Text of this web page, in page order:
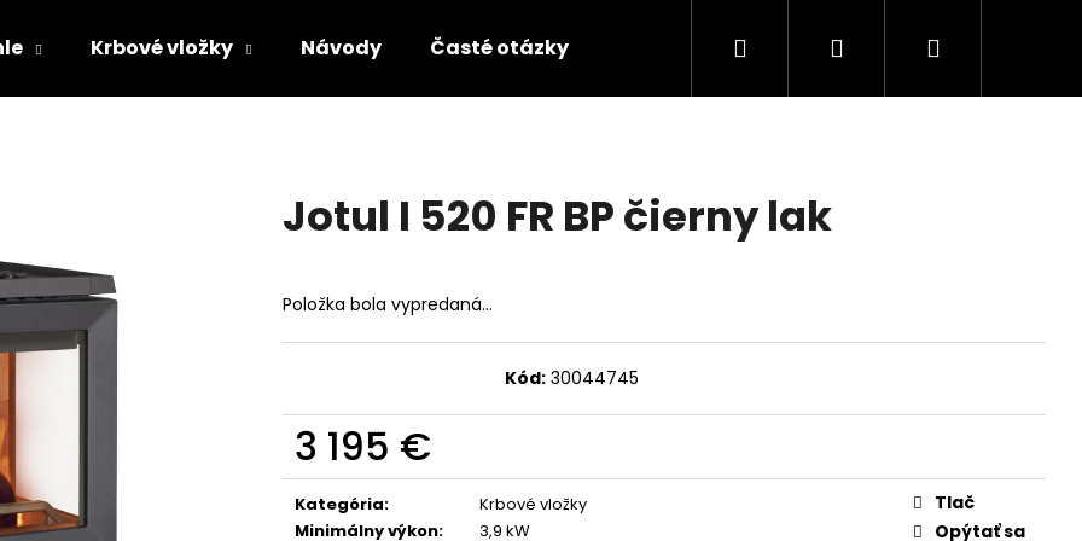
Krbové vložky Návody Časté otázky PredajcoviaHľadať PrihlásenieNákupný
Jotul I 520 FR BP čierny lak
Položka bola vypredaná…
Kód: 30044745
3 195 €
Jednotková
cena:
Kategória:
Krbové vložky
Minimálny výkon:
3,9 kW
Tlač
Opýtať sa
HĽADAŤ
Odporúčame